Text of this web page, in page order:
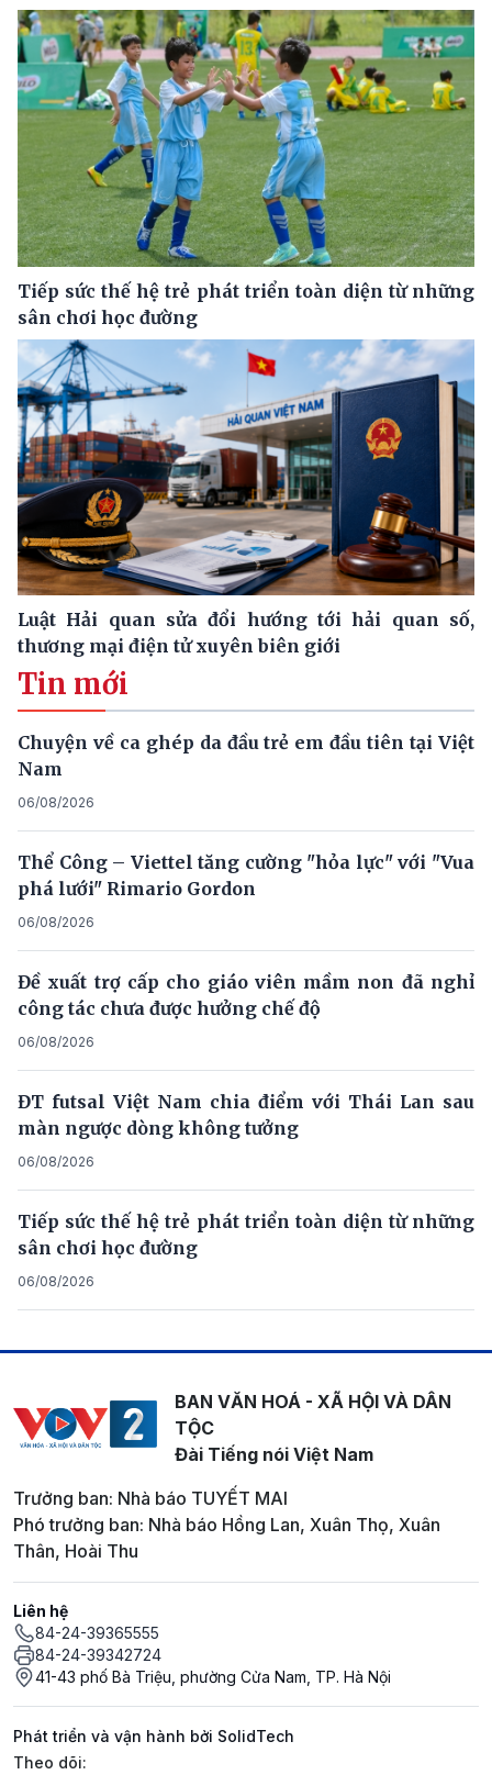
Tiếp sức thế hệ trẻ phát triển toàn diện từ những
sân chơi học đường
Luật Hải quan sửa đổi hướng tới hải quan số,
thương mại điện tử xuyên biên giới
Tin mới
Chuyện về ca ghép da đầu trẻ em đầu tiên tại Việt
Nam
06/08/2026
Thể Công – Viettel tăng cường "hỏa lực" với "Vua
phá lưới" Rimario Gordon
06/08/2026
Đề xuất trợ cấp cho giáo viên mầm non đã nghỉ
công tác chưa được hưởng chế độ
06/08/2026
ĐT futsal Việt Nam chia điểm với Thái Lan sau
màn ngược dòng không tưởng
06/08/2026
Tiếp sức thế hệ trẻ phát triển toàn diện từ những
sân chơi học đường
06/08/2026
BAN VĂN HOÁ - XÃ HỘI VÀ DÂN
TỘC
Đài Tiếng nói Việt Nam
Trưởng ban: Nhà báo TUYẾT MAI
Phó trưởng ban: Nhà báo Hồng Lan, Xuân Thọ, Xuân
Thân, Hoài Thu
Liên hệ
84-24-39365555
84-24-39342724
41-43 phố Bà Triệu, phường Cửa Nam, TP. Hà Nội
Phát triển và vận hành bởi SolidTech
Mạng xã hội
Theo dõi: